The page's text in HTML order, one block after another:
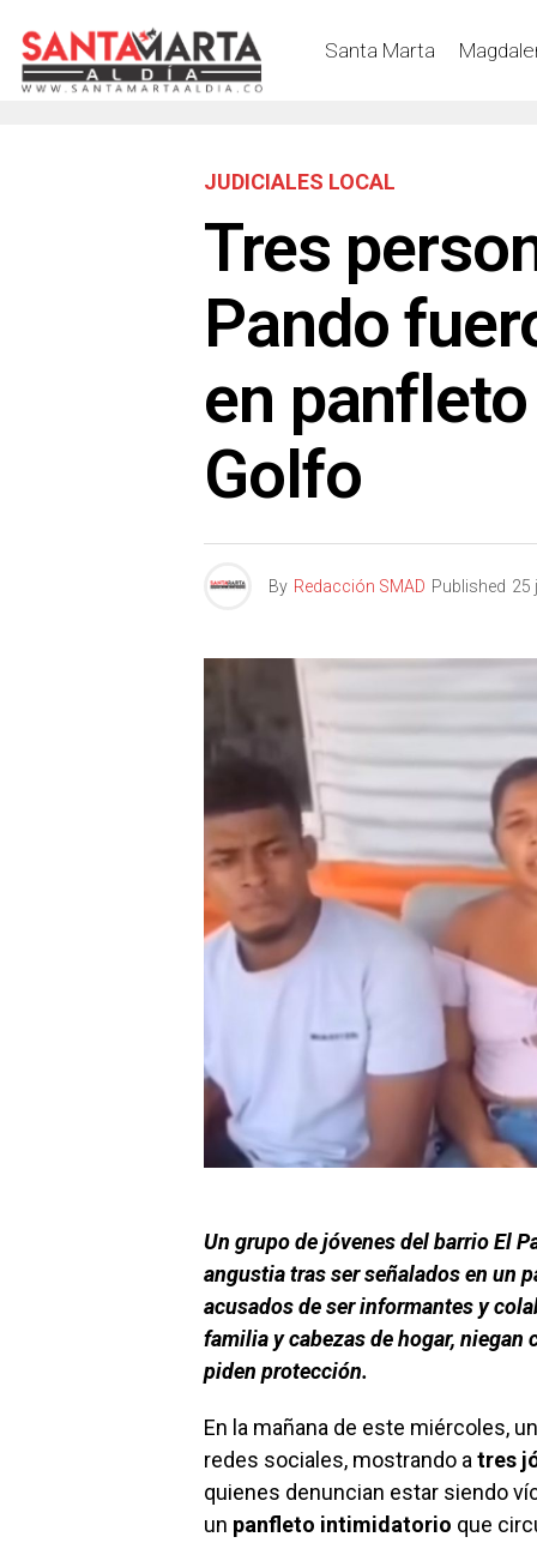
Santa Marta
JUDICIALES LOCAL
Tres
Pando
en
Golfo
By Redacción SMAD Published 25
Un grupo de jóvenes del barrio El
angustia tras ser señalados en un
acusados de ser informantes y
familia y cabezas de hogar,
piden protección.
En la mañana de este miércoles, un
redes sociales, mostrando atres
quienes denuncian estar siendo
un panfleto intimidatorio que